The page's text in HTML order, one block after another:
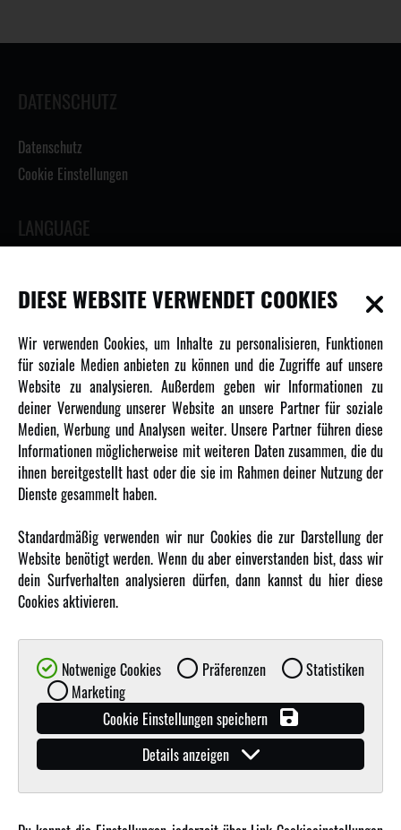
DATENSCHUTZ
Datenschutz
Cookie Einstellungen
LANGUAGE
INFORMATIONEN
Newsletter
Über uns
Karriere
Amewi Kataloge
MEHR VON AMEWI
AMXRacing - Qualitäts RC-Zubehör
Amewi Construction - Nutzfahrzeuge
Amewi B2B-Shop
DIESE WEBSITE VERWENDET COOKIES
Wir verwenden Cookies, um Inhalte zu personalisieren, Funktionen
für soziale Medien anbieten zu können und die Zugriffe auf unsere
Website zu analysieren. Außerdem geben wir Informationen zu
deiner Verwendung unserer Website an unsere Partner für soziale
Medien, Werbung und Analysen weiter. Unsere Partner führen diese
Informationen möglicherweise mit weiteren Daten zusammen, die du
ihnen bereitgestellt hast oder die sie im Rahmen deiner Nutzung der
Dienste gesammelt haben.
Standardmäßig verwenden wir nur Cookies die zur Darstellung der
Website benötigt werden. Wenn du aber einverstanden bist, dass wir
dein Surfverhalten analysieren dürfen, dann kannst du hier diese
Cookies aktivieren.
Notwenige Cookies Präferenzen
Statistiken
Marketing
Cookie Einstellungen speichern
Details anzeigen